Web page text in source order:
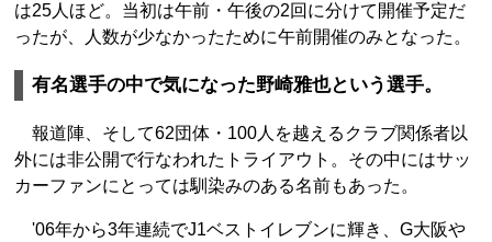
は25人ほど。当初は午前・午後の2回に分けて開催予定だ
ったが、人数が少なかったために午前開催のみとなった。
有名選手の中で気になった野崎雅也という選手。
報道陣、そして62団体・100人を越えるクラブ関係者以
外には非公開で行なわれたトライアウト。その中にはサッ
カーファンにとっては馴染みのある名前もあった。
'06年から3年連続でJ1ベストイレブンに輝き、G大阪や